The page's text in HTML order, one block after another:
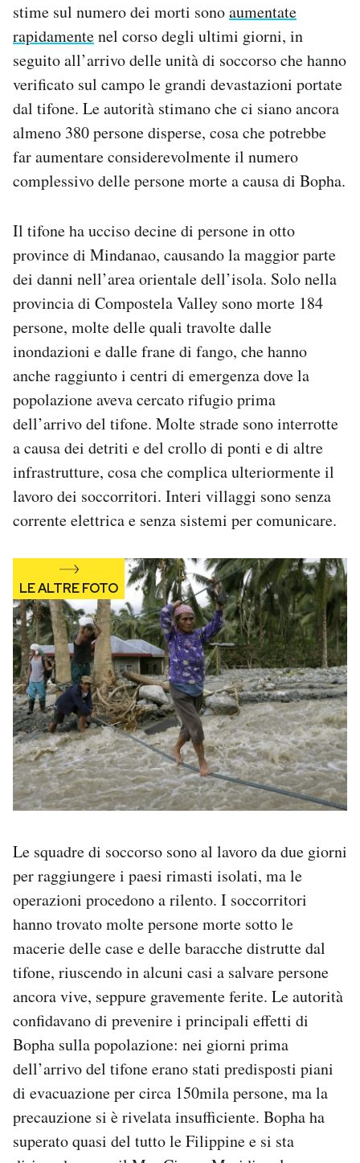
AREA PERSONALE
Area Personale
Notifiche mobile
Regala il Post
Hai bisogno di aiuto?
Esci
stime sul numero dei morti sonoaumentate
rapidamentenel corso degli ultimi giorni, in
seguito all’arrivo delle unità di soccorso che hanno
verificato sul campo le grandi devastazioni portate
dal tifone. Le autorità stimano che ci siano ancora
almeno 380 persone disperse, cosa che potrebbe
far aumentare considerevolmente il numero
complessivo delle persone morte a causa di Bopha.
Il tifone ha ucciso decine di persone in otto
province di Mindanao, causando la maggior parte
dei danni nell’area orientale dell’isola. Solo nella
provincia di Compostela Valley sono morte 184
persone, molte delle quali travolte dalle
inondazioni e dalle frane di fango, che hanno
anche raggiunto i centri di emergenza dove la
popolazione aveva cercato rifugio prima
dell’arrivo del tifone. Molte strade sono interrotte
a causa dei detriti e del crollo di ponti e di altre
infrastrutture, cosa che complica ulteriormente il
lavoro dei soccorritori. Interi villaggi sono senza
corrente elettrica e senza sistemi per comunicare.
Le squadre di soccorso sono al lavoro da due giorni
per raggiungere i paesi rimasti isolati, ma le
operazioni procedono a rilento. I soccorritori
hanno trovato molte persone morte sotto le
macerie delle case e delle baracche distrutte dal
tifone, riuscendo in alcuni casi a salvare persone
ancora vive, seppure gravemente ferite. Le autorità
confidavano di prevenire i principali effetti di
Bopha sulla popolazione: nei giorni prima
dell’arrivo del tifone erano stati predisposti piani
di evacuazione per circa 150mila persone, ma la
precauzione si è rivelata insufficiente. Bopha ha
superato quasi del tutto le Filippine e si sta